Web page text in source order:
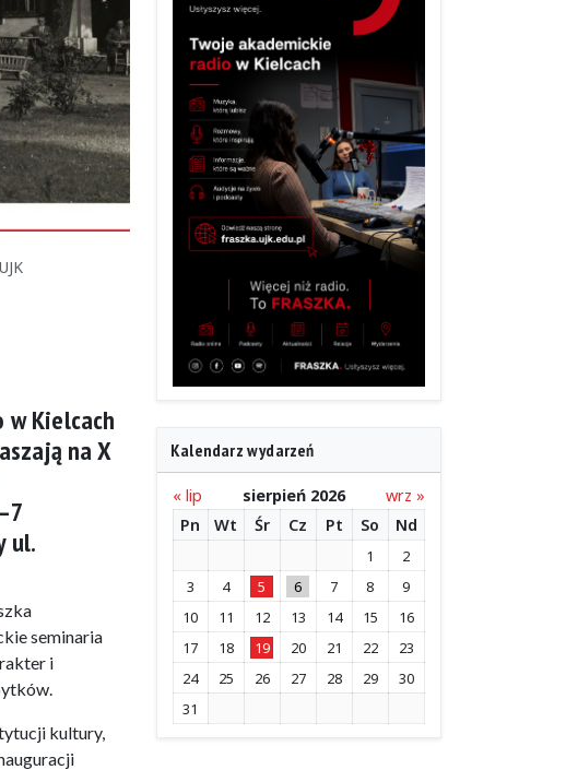
Kielcach
na X
ul.
seminaria
i
kultury,
Kalendarz wydarzeń
« lip sierpień 2026
wrz »
Pn
Wt Śr Cz Pt So Nd
1
2
3
4 5 6 7 8
9
10
11 12 13 14 15
16
17
18 19 20 21 22
23
24
25 26 27 28 29
30
31